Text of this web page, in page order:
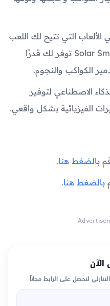
الألعاب التي تتيح لك اللعب
مع الدمار ، فستجد أن لعبة Solar Smash توفر لك قدرًا
الكواكب والنجوم.
الاصطناعي لتوفير
الفيزيائية بشكل واقعي.
بالضغط هنا.
بالضغط هنا.
الآن
لتحصل على الرابط مجاناً